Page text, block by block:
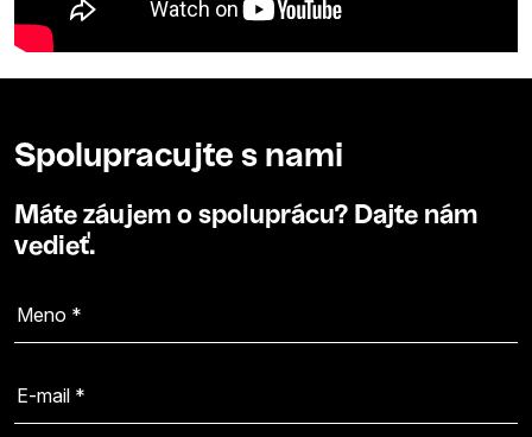
Spolupracujte s nami
Máte záujem o spoluprácu? Dajte nám
vedieť.